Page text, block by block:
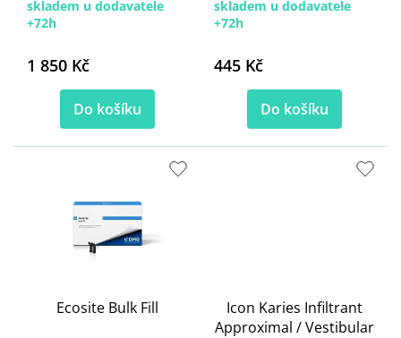
skladem u dodavatele
+72h
1 850 Kč
Do košíku
skladem u dodavatele
+72h
445 Kč
Do košíku
Ecosite Bulk Fill
Icon Karies Infiltrant
Approximal / Vestibular